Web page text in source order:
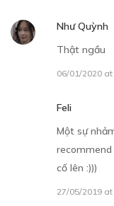
CHƯƠNG 9
Như Quỳnh
Thật ngầu
06/01/2020 at
Feli
Một sự
recommend
cố lên :)))
27/05/2019 at